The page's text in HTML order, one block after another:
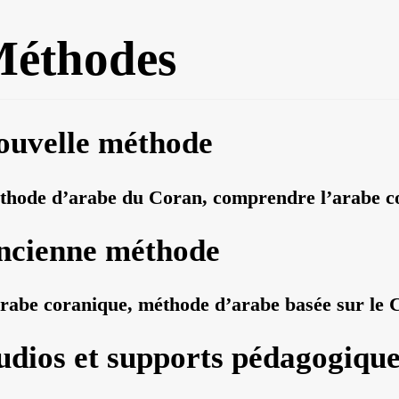
méthode
d’arabe du Coran, comprendre l’arabe
méthode
coranique, méthode d’arabe basée sur le
et supports